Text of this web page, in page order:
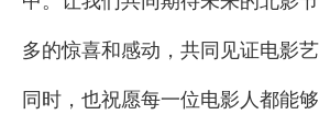
多的惊喜和感动，共同见证电影艺
同时，也祝愿每一位电影人都能